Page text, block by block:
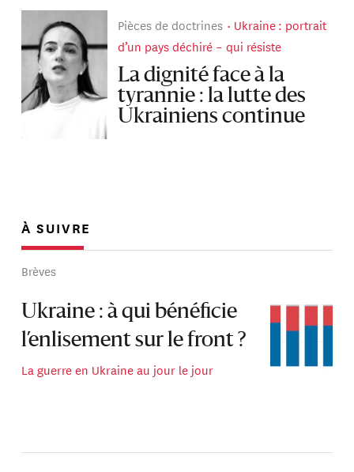
Pièces de doctrines
Ukraine : portrait
d’un pays déchiré – qui résiste
La dignité face à la
tyrannie : la lutte des
Ukrainiens continue
À SUIVRE
Brèves
Ukraine : à qui bénéficie
l’enlisement sur le front ?
La guerre en Ukraine au jour le jour